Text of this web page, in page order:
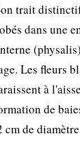
trait
dans une
Les fleurs
à
de
cm de